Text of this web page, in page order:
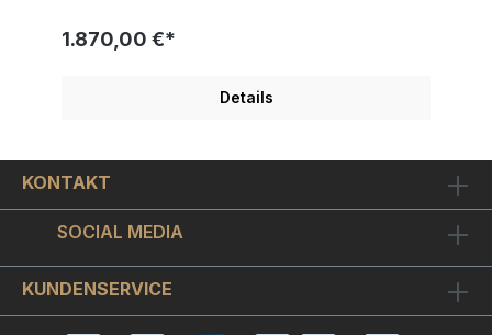
erhalten ein exklusives Exemplar von
Leinwandbilder weltweit limitiert. Jedes Motiv ist
vom Künstler handsigniert und einzeln nummeriert.
Schattenfugenrahmen hat das Bild von Otto
Waalkes ein Format von ca. 55x45 cm. Weitere
Otto Waalkes Bilder Kunst Malerei und
Zeichnungen finden Sie hier
1.870,00 €*
Details
KONTAKT
SOCIAL MEDIA
KUNDENSERVICE